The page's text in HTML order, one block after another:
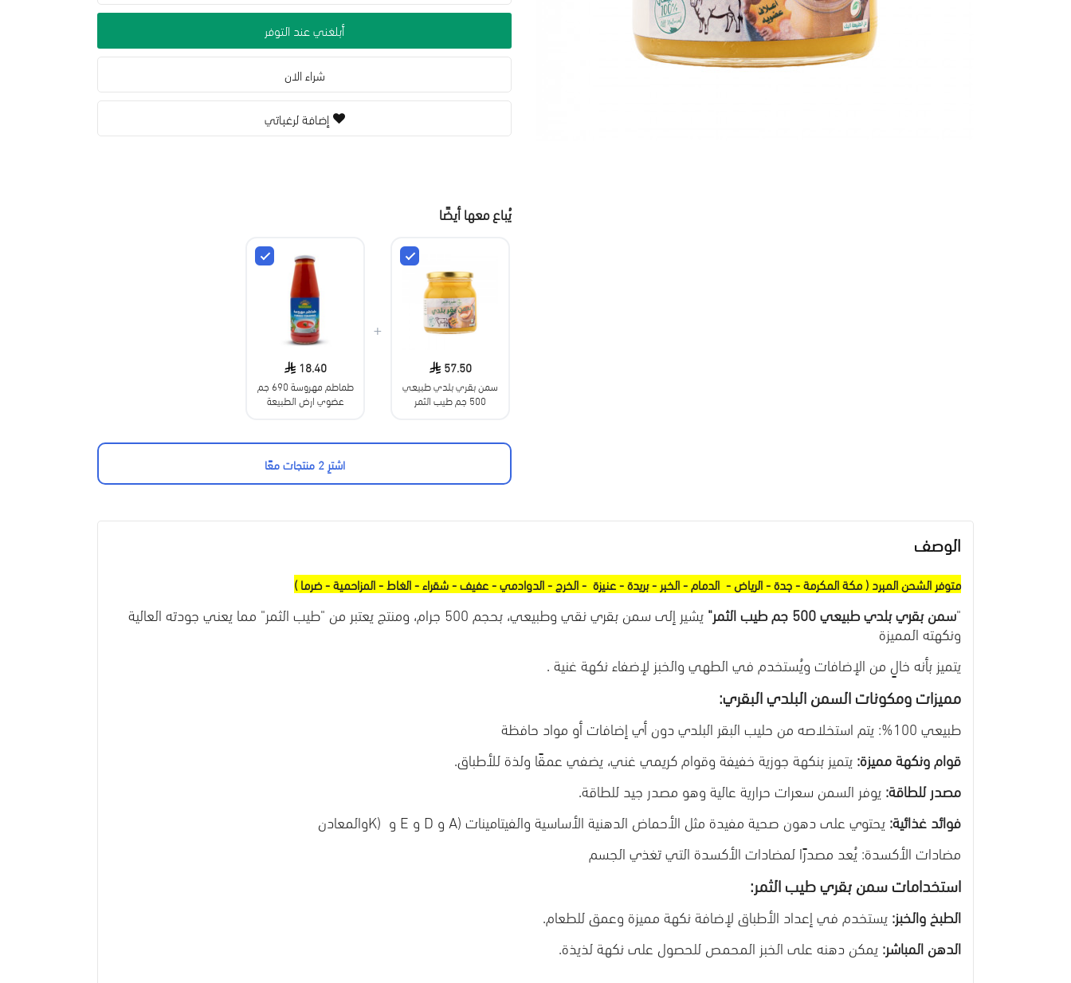
أبلغني عند التوفر
شراء الان
إضافة لرغباتي
يُباع معها أيضًا
57.50
سمن بقري بلدي طبيعي
500 جم طيب الثمر
+
18.40
طماطم مهروسة 690 جم
عضوي ارض الطبيعة
اشترِ 2 منتجات معًا
الوصف
متوفر الشحن المبرد ( مكة المكرمة - جدة - الرياض - الدمام - الخبر - بريدة - عنيزة - الخرج - الدوادمي - عفيف - شقراء - الغاط - المزاحمية - ضرما )
"سمن بقري بلدي طبيعي 500 جم طيب الثمر"
يشير إلى سمن بقري نقي وطبيعي، بحجم 500 جرام، ومنتج يعتبر من "طيب الثمر" مما يعني جودته العالية
ونكهته المميزة
يتميز بأنه خالٍ من الإضافات ويُستخدم في الطهي والخبز لإضفاء نكهة غنية .
مميزات ومكونات السمن البلدي البقري:
طبيعي 100%: يتم استخلاصه من حليب البقر البلدي دون أي إضافات أو مواد حافظة
قوام ونكهة مميزة: يتميز بنكهة جوزية خفيفة وقوام كريمي غني، يضفي عمقًا ولذة للأطباق.
مصدر للطاقة: يوفر السمن سعرات حرارية عالية وهو مصدر جيد للطاقة.
فوائد غذائية: يحتوي على دهون صحية مفيدة مثل الأحماض الدهنية الأساسية والفيتامينات (A و D و E و K)والمعادن
مضادات الأكسدة: يُعد مصدرًا لمضادات الأكسدة التي تغذي الجسم
استخدامات سمن بقري طيب الثمر:
الطبخ والخبز: يستخدم في إعداد الأطباق لإضافة نكهة مميزة وعمق للطعام.
الدهن المباشر: يمكن دهنه على الخبز المحمص للحصول على نكهة لذيذة.